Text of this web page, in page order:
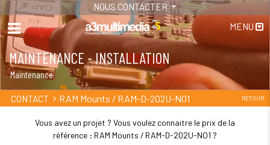
NOUS CONTACTER
MENU
MAINTENANCE - INSTALLATION
Maintenance
CONTACT RAM Mounts / RAM-D-202U-NO1 RETOUR
Vous avez un projet ? Vous voulez connaitre le prix de la
référence : RAM Mounts / RAM-D-202U-NO1 ?